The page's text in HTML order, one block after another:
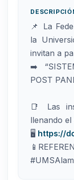
📌 La
la
invitan a
➡️
POST
📑 Las
llenando el
🖥️ https://